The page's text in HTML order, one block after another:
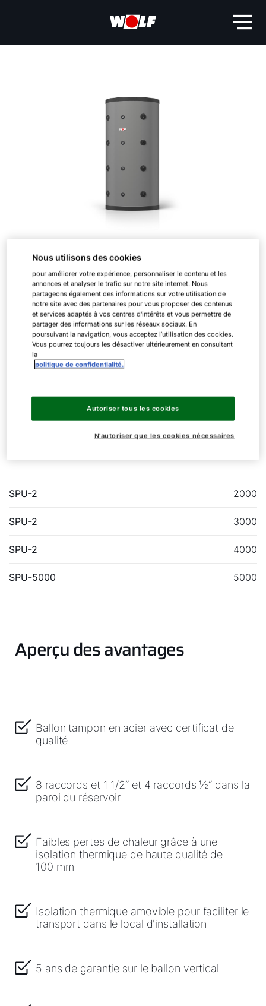
Ballon tampon SPU-2
jusqu’à 5000 litres
isolation thermique amovible et échangeur de
SPU-2 2000
SPU-2 3000
SPU-2 4000
SPU-5000 5000
Aperçu des avantages
Ballon tampon en acier avec certificat de
qualité
8 raccords et 1 1/2“ et 4 raccords ½“ dans la
paroi du réservoir
Faibles pertes de chaleur grâce à une
isolation thermique de haute qualité de
100 mm
Isolation thermique amovible pour faciliter le
transport dans le local d'installation
5 ans de garantie sur le ballon vertical
Administration des ventes
WOLF Service App
Garantie 5 ans
Nous utilisons des cookies
pour améliorer votre expérience, personnaliser le contenu et les
annonces et analyser le trafic sur notre site internet. Nous
partageons également des informations sur votre utilisation de
notre site avec des partenaires pour vous proposer des contenus
et services adaptés à vos centres d'intérêts et vous permettre de
partager des informations sur les réseaux sociaux. En
poursuivant la navigation, vous acceptez l’utilisation des cookies.
Vous pourrez toujours les désactiver ultérieurement en consultant
la
politique de confidentialité.
N'autoriser que les cookies nécessaires
Autoriser tous les cookies